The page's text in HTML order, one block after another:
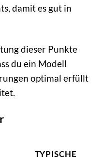
damit es gut in
dieser Punkte
du ein Modell
optimal erfüllt
TYPISCHE